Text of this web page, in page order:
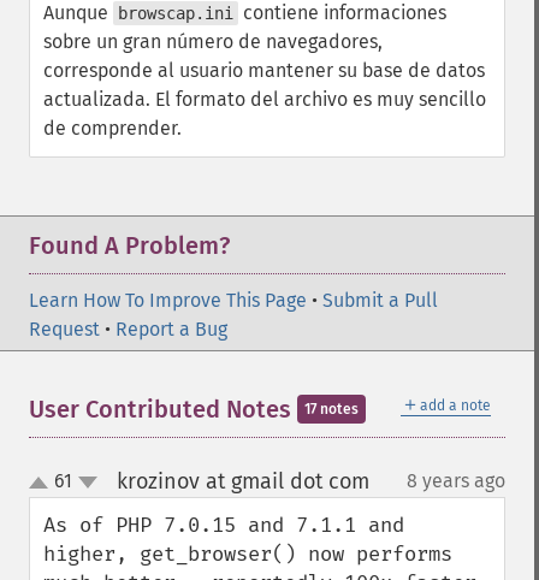
Aunque browscap.ini
contiene informaciones
sobre un gran número de navegadores,
corresponde al usuario mantener su base de datos
actualizada. El formato del archivo es muy sencillo
de comprender.
Found A Problem?
Learn How To Improve This Page • Submit a Pull
Request • Report a Bug
＋ add a note
User Contributed Notes 17 notes
up
down
61 krozinov at gmail dot com 8 years ago
As of PHP 7.0.15 and 7.1.1 and
higher, get_browser() now performs